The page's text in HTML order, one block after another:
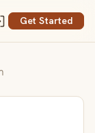
Get Started